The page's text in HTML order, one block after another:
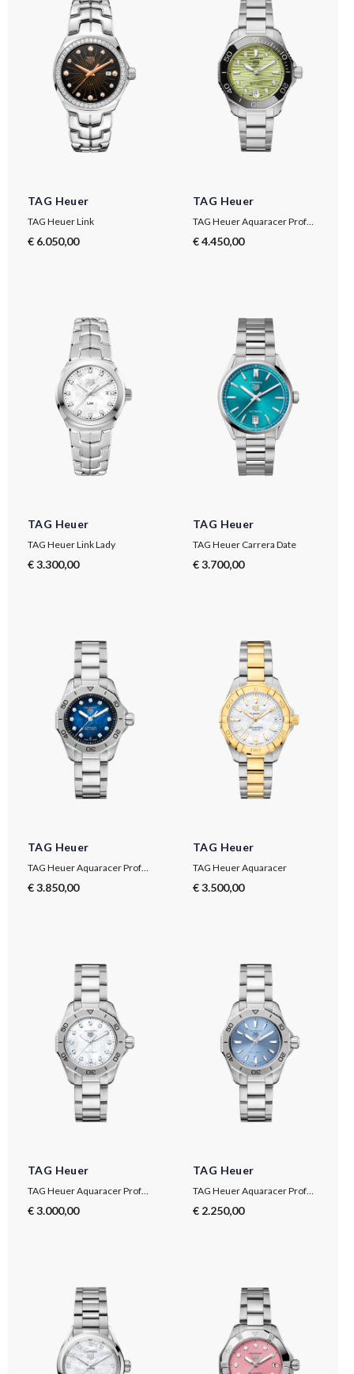
TAG Heuer
TAG Heuer Link
€ 6.050,00
TAG Heuer
€ 4.450,00
TAG Heuer
TAG Heuer Link Lady
€ 3.300,00
TAG Heuer
TAG Heuer Carrera Date
€ 3.700,00
TAG Heuer
€ 3.850,00
TAG Heuer
TAG Heuer Aquaracer
€ 3.500,00
TAG Heuer
€ 3.000,00
TAG Heuer
€ 2.250,00